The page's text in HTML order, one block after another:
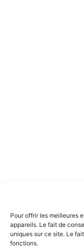
Pour offrir les meilleures
appareils. Le fait de
uniques sur ce site. Le
fonctions.